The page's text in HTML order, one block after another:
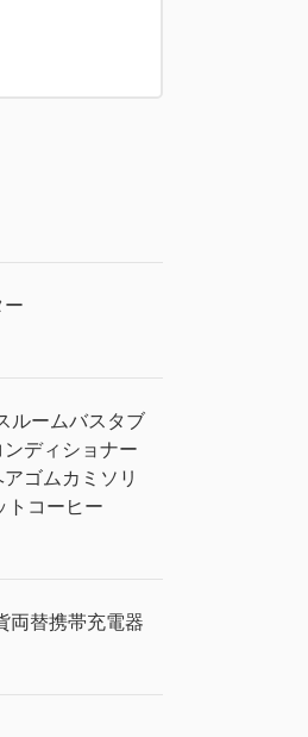
ー
ルームバスタブ
ンディショナー
アゴム カミソリ
ト コーヒー
両替携帯充電器